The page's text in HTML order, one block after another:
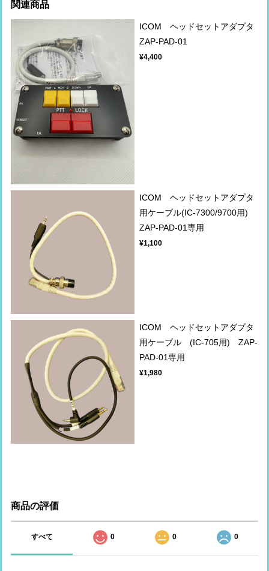
関連商品
ICOM ヘッドセットアダプタ
ZAP-PAD-01
¥4,400
ICOM ヘッドセットアダプタ
用ケーブル(IC-7300/9700用)
ZAP-PAD-01専用
¥1,100
ICOM ヘッドセットアダプタ
用ケーブル (IC-705用) ZAP-
PAD-01専用
¥1,980
商品の評価
すべて 0 0 0